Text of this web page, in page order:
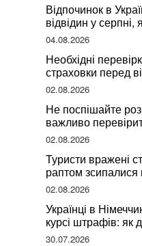
Відпочинок в
відвідин у
закордонні
04.08.2026
Необхідні
страховки перед
подорож
02.08.2026
Не поспішайте
важливо
за словами
02.08.2026
Туристи вражені
раптом зсипалися
02.08.2026
Українці в
курсі штрафів: як
борги
30.07.2026